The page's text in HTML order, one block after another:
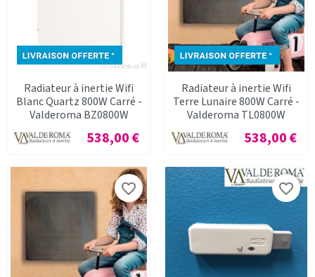
Radiateur à inertie Wifi
Blanc Quartz 800W Carré -
Valderoma BZ0800W
Prix
538,00 €
Radiateur à inertie Wifi
Terre Lunaire 800W Carré -
Valderoma TL0800W
Prix
538,00 €
favorite_border favorite_border